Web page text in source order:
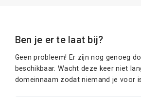
Ben je er te laat bij?
Geen probleem! Er zijn nog genoeg
beschikbaar. Wacht deze keer niet
domeinnaam zodat niemand je voor